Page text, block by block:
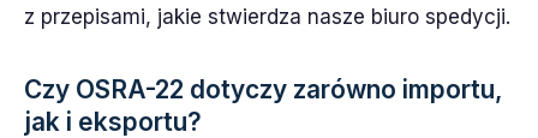
z przepisami, jakie stwierdza nasze biuro spedycji.
Czy OSRA-22 dotyczy zarówno importu,
jak i eksportu?